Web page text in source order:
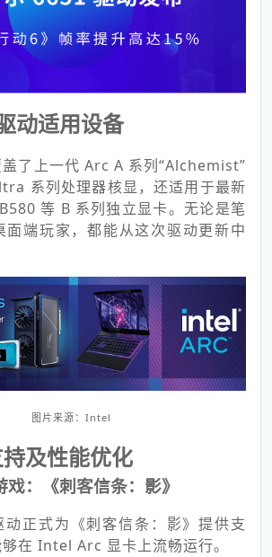
动适用设备
盖了上一代 Arc A 系列“Alchemist”
系列处理器核显，还适用于最新
等 B 系列独立显卡。无论是笔
面端玩家，都能从这次驱动更新中
图片来源：Intel
及性能优化
：《刺客信条：影》
正式为《刺客信条：影》提供支
在 Intel Arc 显卡上流畅运行。